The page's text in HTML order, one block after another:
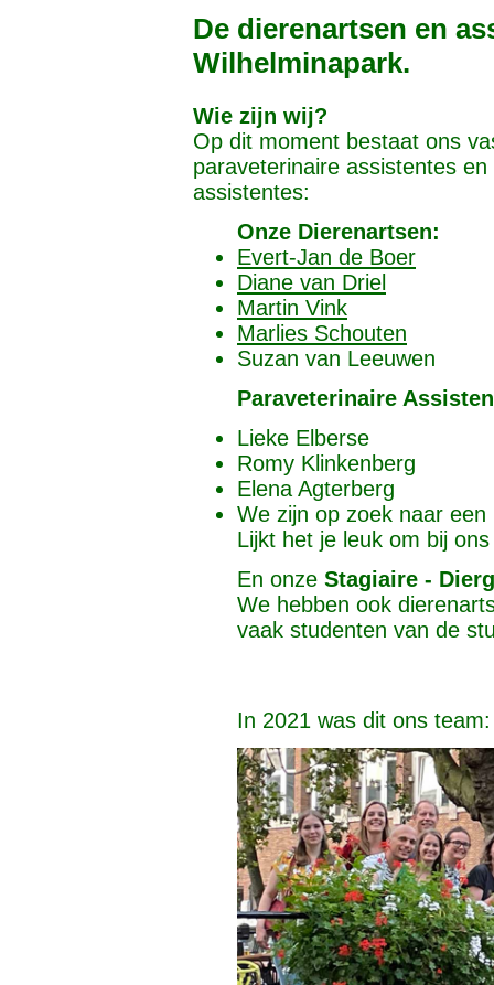
De dierenartsen en
Wilhelminapark.
Wie zijn wij?
Op dit moment bestaat ons
paraveterinaire assistentes
assistentes:
Onze Dierenartsen:
Evert-Jan de Boer
Diane van Driel
Martin Vink
Marlies Schouten
Suzan van Leeuwen
Paraveterinaire
Lieke Elberse
Romy Klinkenberg
Elena Agterberg
We zijn op zoek naar
Lijkt het je leuk om bij
En onze Stagiaire -
We hebben ook
vaak studenten van de
In 2021 was dit ons team: